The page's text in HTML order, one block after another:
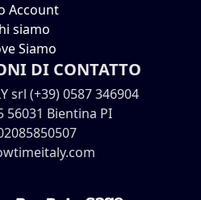
Account
siamo
Siamo
DI CONTATTO
srl (+39) 0587 346904
56031 Bientina PI